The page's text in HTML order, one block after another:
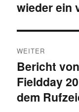
Beitrag:
wieder ein
WEITER
Nächster
Beitrag:
Bericht
Fieldday
dem